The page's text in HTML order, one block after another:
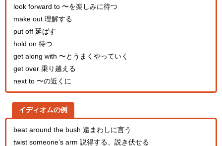
look forward to 〜を楽しみに待つ
make out 理解する
put off 延ばす
hold on 待つ
get along with 〜とうまくやっていく
get over 乗り越える
next to 〜の近くに
イディオムの例
beat around the bush 遠まわしに言う
twist someone’s arm 説得する、説き伏せる